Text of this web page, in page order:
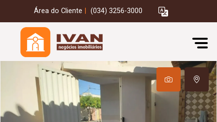
Área do Cliente (034) 3256-3000